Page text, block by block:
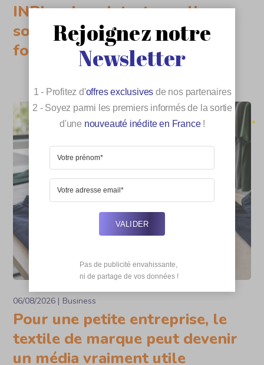
INPI ou Legalstart : quelle
solution choisir pour vos
formalités d’entreprise ?
06/08/2026 Business
Pour une petite entreprise, le
textile de marque peut devenir
un média vraiment utile
Rejoignez notre
Newsletter
1 - Profitez d'offres exclusives de nos partenaires
2 - Soyez parmi les premiers informés de la sortie
d'une nouveauté inédite en France!
VALIDER
Pas de publicité envahissante,
ni de partage de vos données !